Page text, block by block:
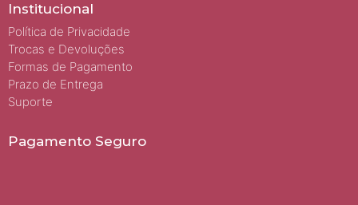
Institucional
Política de Privacidade
Trocas e Devoluções
Formas de Pagamento
Prazo de Entrega
Suporte
Pagamento Seguro